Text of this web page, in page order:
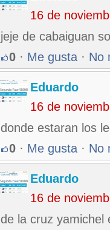
16 de
jeje de cabaiguan
0 · Me gusta · No
Eduardo
16 de
donde estaran los
0 · Me gusta · No
Eduardo
16 de
de la cruz yamichel